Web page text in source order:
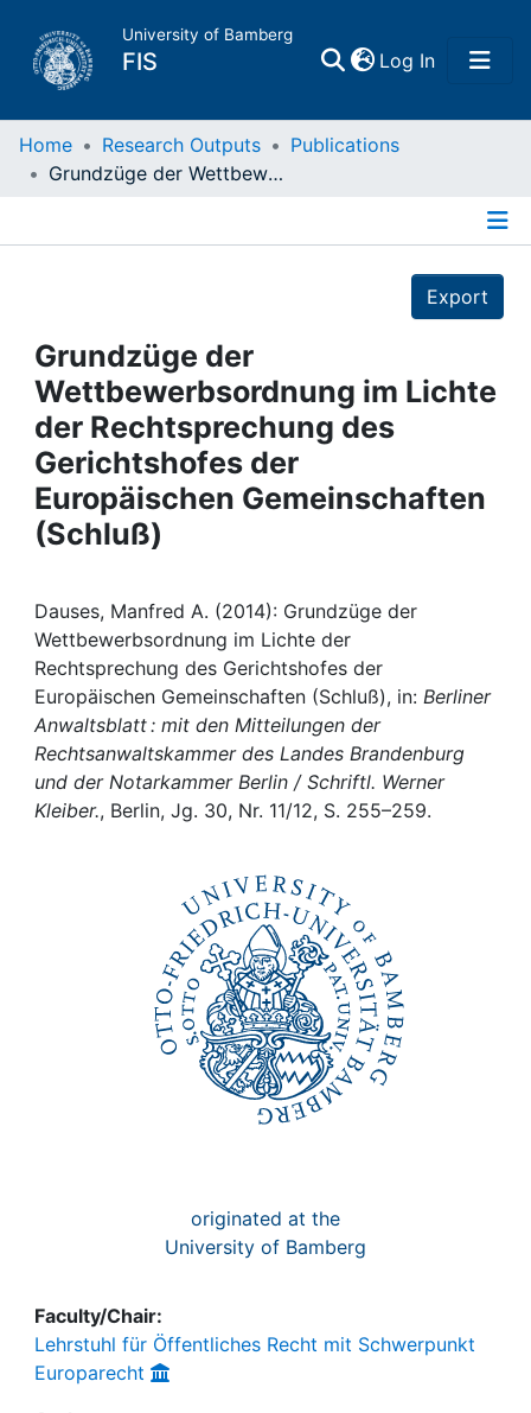
University of Bamberg
FIS Log In(current)
Home
Projects
People
Institutions
Awards
Help
Home Research Outputs
Publications
Grundzüge der Wettbewerbsordnung im Lichte der Rechtsprechung des Gerichtshofes der Europäischen Gemeinschaften (Schluß)
Export
Grundzüge der
Wettbewerbsordnung im Lichte
der Rechtsprechung des
Gerichtshofes der
Europäischen Gemeinschaften
(Schluß)
Dauses, Manfred A. (2014): Grundzüge der
Wettbewerbsordnung im Lichte der
Rechtsprechung des Gerichtshofes der
Europäischen Gemeinschaften (Schluß), in: Berliner
Anwaltsblatt : mit den Mitteilungen der
Rechtsanwaltskammer des Landes Brandenburg
und der Notarkammer Berlin / Schriftl. Werner
Kleiber., Berlin, Jg. 30, Nr. 11/12, S. 255–259.
originated at the
University of Bamberg
Faculty/Chair:
Lehrstuhl für Öffentliches Recht mit Schwerpunkt
Europarecht